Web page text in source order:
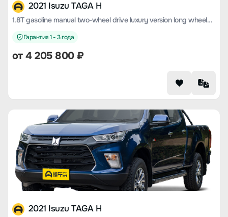
2021 Isuzu TAGA H
1.8T gasoline manual two-wheel drive luxury version long wheelbase CE18
Гарантия 1 - 3 года
от 4 205 800 ₽
2021 Isuzu TAGA H